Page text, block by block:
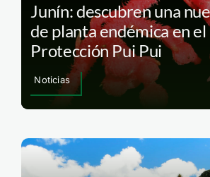
Junín: descubren una
de planta endémica en
Protección Pui Pui
Noticias